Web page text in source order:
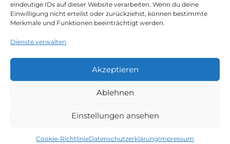
eindeutige IDs auf dieser Website verarbeiten. Wenn du deine
Einwilligung nicht erteilst oder zurückziehst, können bestimmte
Merkmale und Funktionen beeinträchtigt werden.
Dienste verwalten
Akzeptieren
Ablehnen
Einstellungen ansehen
Cookie-RichtlinieDatenschutzerklärungImpressum
maps zu aktivieren
Cookie-Richtlinie
DatenschutzerklärungImpressumAGB